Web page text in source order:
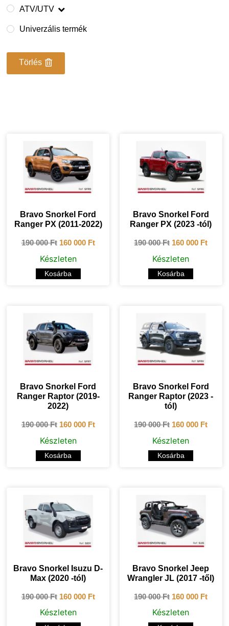
ATV/UTV
Univerzális termék
Törlés
Bravo Snorkel Ford
Ranger PX (2011-2022)
190 000Ft 160 000 Ft
Készleten
Kosárba
Bravo Snorkel Ford
Ranger PX (2023 -tól)
190 000Ft 160 000 Ft
Készleten
Kosárba
Bravo Snorkel Ford
Ranger Raptor (2019-
2022)
190 000Ft 160 000 Ft
Készleten
Kosárba
Bravo Snorkel Ford
Ranger Raptor (2023 -
tól)
190 000Ft 160 000 Ft
Készleten
Kosárba
Bravo Snorkel Isuzu D-
Max (2020 -tól)
190 000Ft 160 000 Ft
Készleten
Bravo Snorkel Jeep
Wrangler JL (2017 -től)
190 000Ft 160 000 Ft
Készleten